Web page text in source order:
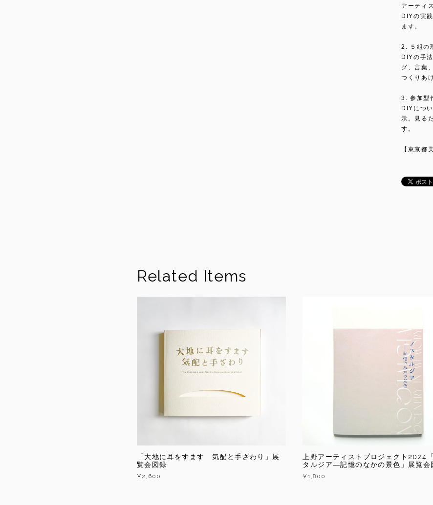
アーティ
DIYの実
ます。
2. ５組の
DIYの手
グ、言葉
つくりあ
3. 参加型
DIYにつ
示。見る
す。
【東京都
Related Items
「大地に耳をすます 気配と手ざわり」展
覧会図録
¥2,600
上野アーティストプロジェクト2024
タルジア―記憶のなかの景色」展覧会
¥1,800